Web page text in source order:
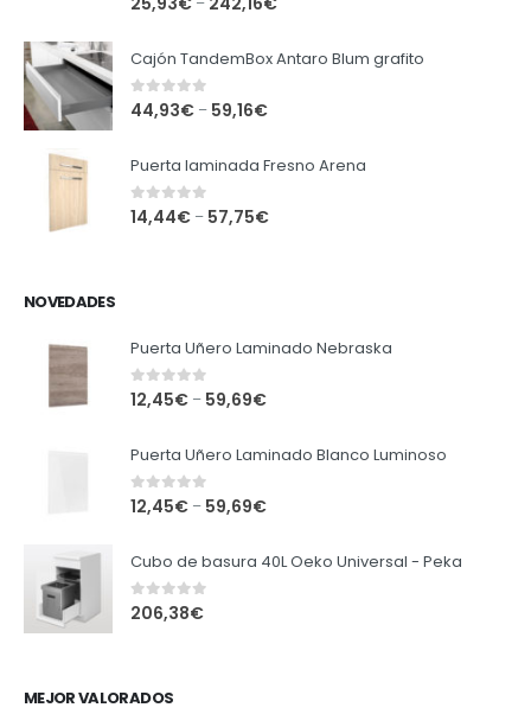
Cajón TandemBox Antaro Blum grafito
0out of 5
44,93€ – 59,16€
Puerta laminada Fresno Arena
0 out of 5
14,44€ – 57,75€
NOVEDADES
Puerta Uñero Laminado Nebraska
0out of 5
12,45€ – 59,69€
Puerta Uñero Laminado Blanco Luminoso
0out of 5
12,45€ – 59,69€
Cubo de basura 40L Oeko Universal - Peka
0out of 5
206,38€
MEJOR VALORADOS